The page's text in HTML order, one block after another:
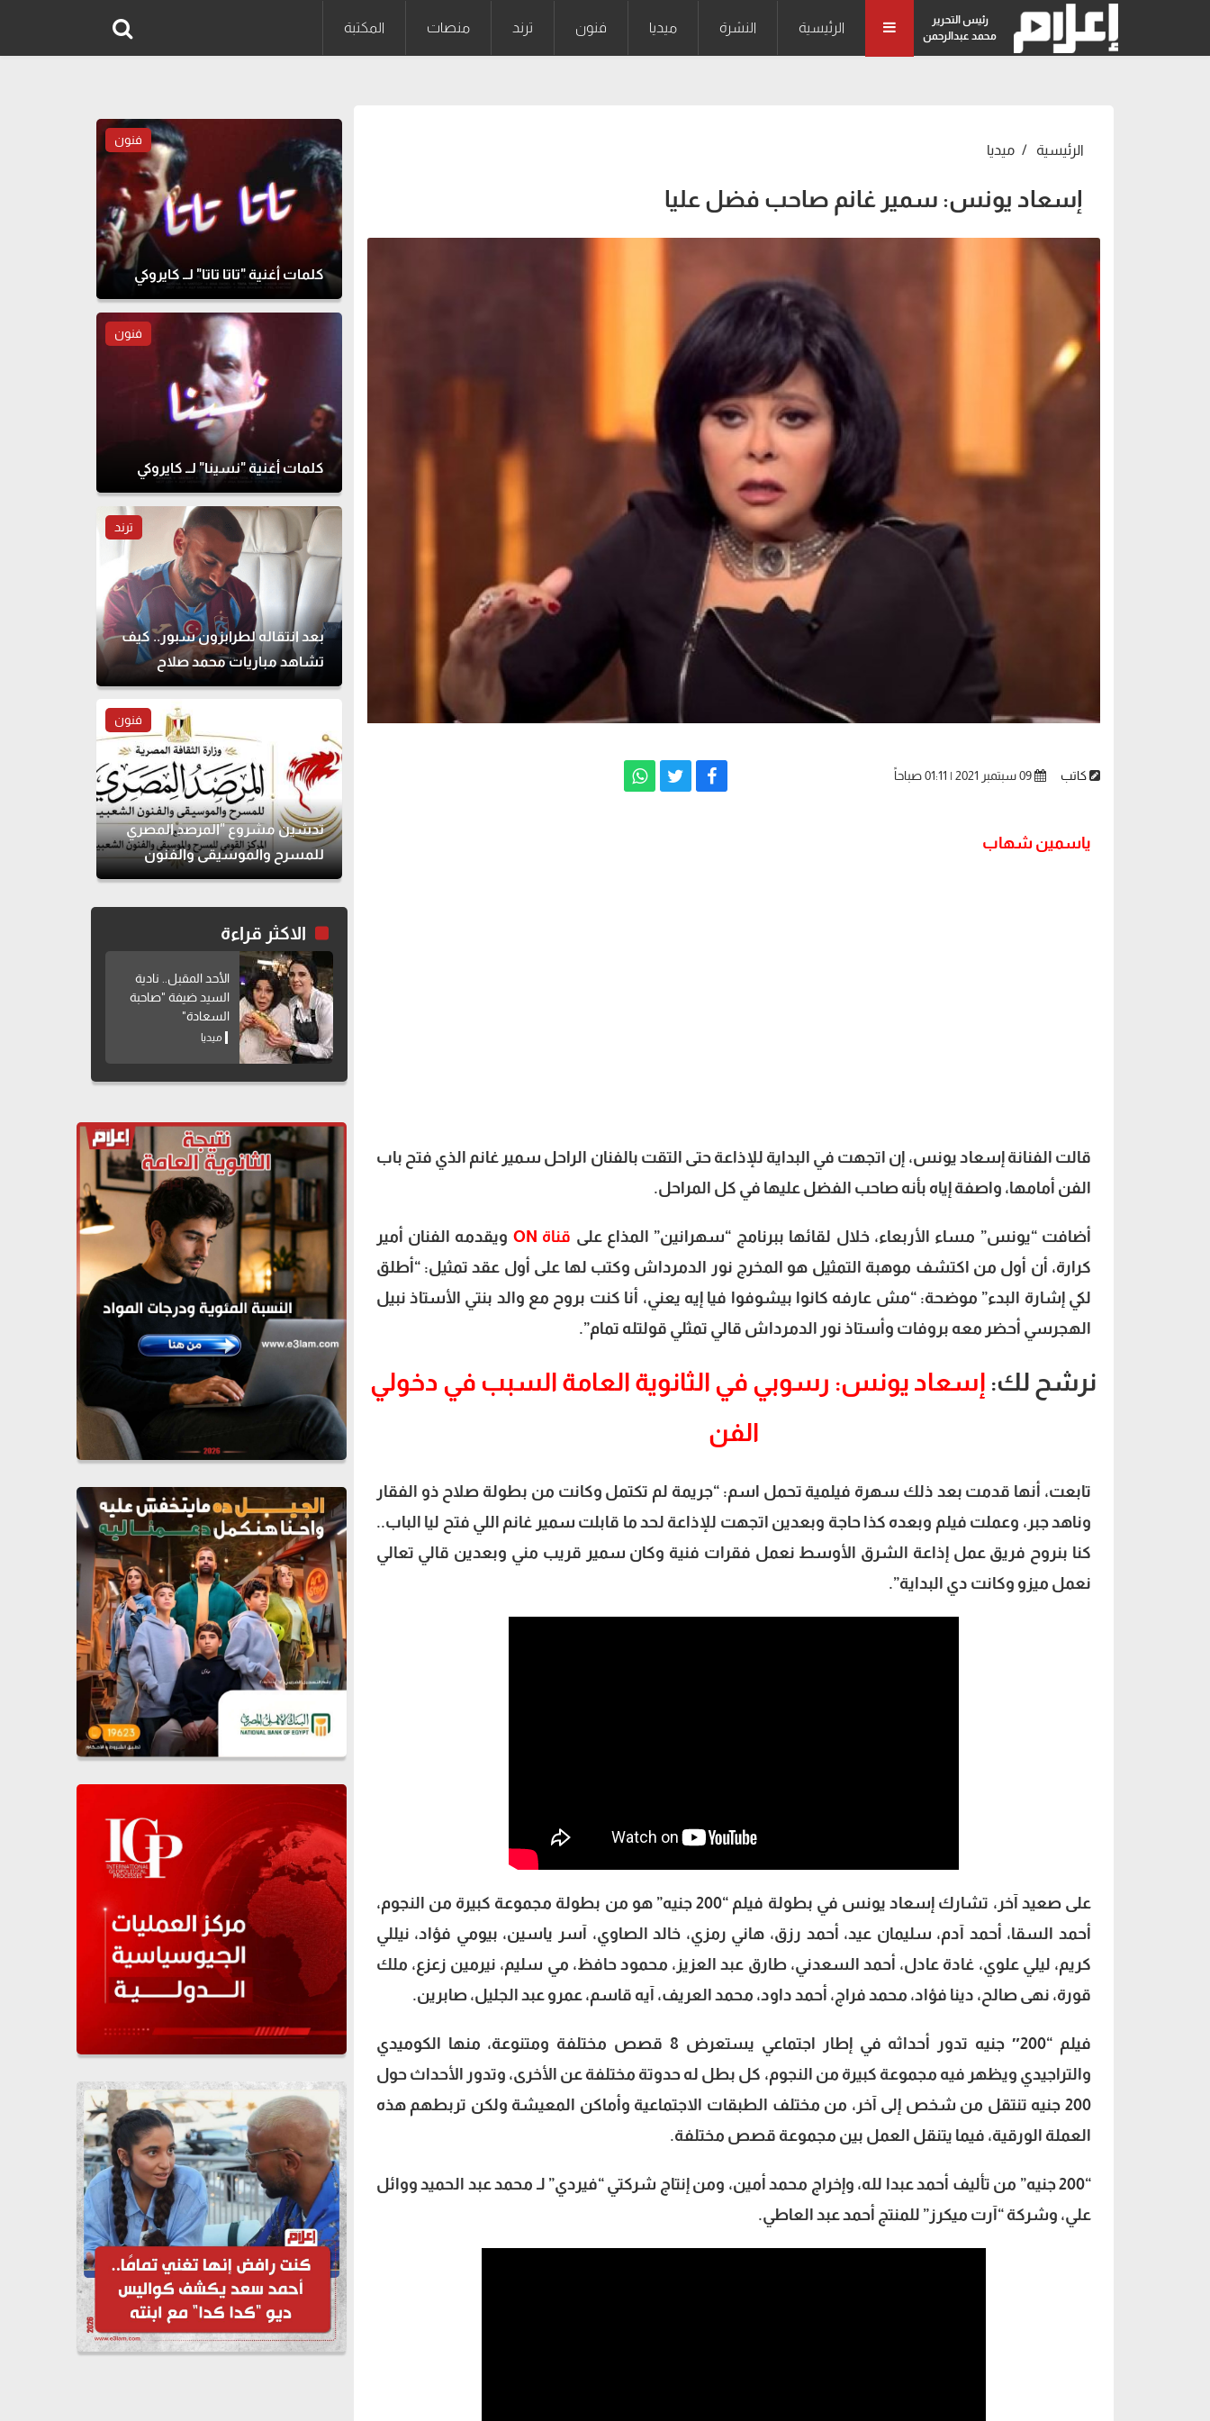
رئيس التحرير
محمد عبدالرحمن
الرئيسية النشرة ميديا فنون ترند منصات المكتبة
الرئيسية ميديا
إسعاد يونس: سمير غانم صاحب فضل عليا
كاتب
ياسمين شهاب
قالت الفنانة إسعاد يونس، إن اتجهت في البداية للإذاعة حتى التقت بالفنان الراحل سمير غانم الذي فتح باب
الفن أمامها، واصفة إياه بأنه صاحب الفضل عليها في كل المراحل.
أضافت “يونس” مساء الأربعاء، خلال لقائها ببرنامج “سهرانين” المذاع على قناة ON
ويقدمه الفنان أمير
كرارة، أن أول من اكتشف موهبة التمثيل هو المخرج نور الدمرداش وكتب لها على أول عقد تمثيل: “أطلق
لكي إشارة البدء” موضحة: “مش عارفه كانوا بيشوفوا فيا إيه يعني، أنا كنت بروح مع والد بنتي الأستاذ نبيل
الهجرسي أحضر معه بروفات وأستاذ نور الدمرداش قالي تمثلي قولتله تمام”.
نرشح لك: إسعاد يونس: رسوبي في الثانوية العامة السبب في دخولي
الفن
تابعت، أنها قدمت بعد ذلك سهرة فيلمية تحمل اسم: “جريمة لم تكتمل وكانت من بطولة صلاح ذو الفقار
وناهد جبر، وعملت فيلم وبعده كذا حاجة وبعدين اتجهت للإذاعة لحد ما قابلت سمير غانم اللي فتح ليا الباب..
كنا بنروح فريق عمل إذاعة الشرق الأوسط نعمل فقرات فنية وكان سمير قريب مني وبعدين قالي تعالي
نعمل ميزو وكانت دي البداية”.
على صعيد آخر، تشارك إسعاد يونس في بطولة فيلم “200 جنيه” هو من بطولة مجموعة كبيرة من النجوم،
أحمد السقا، أحمد آدم، سليمان عيد، أحمد رزق، هاني رمزي، خالد الصاوي، آسر ياسين، بيومي فؤاد، نيللي
كريم، ليلي علوي، غادة عادل، أحمد السعدني، طارق عبد العزيز، محمود حافظ، مي سليم، نيرمين زعزع، ملك
قورة، نهى صالح، دينا فؤاد، محمد فراج، أحمد داود، محمد العريف، آيه قاسم، عمرو عبد الجليل، صابرين.
فيلم “200″ جنيه تدور أحداثه في إطار اجتماعي يستعرض 8 قصص مختلفة ومتنوعة، منها الكوميدي
والتراجيدي ويظهر فيه مجموعة كبيرة من النجوم، كل بطل له حدوتة مختلفة عن الأخرى، وتدور الأحداث حول
200 جنيه تنتقل من شخص إلى آخر، من مختلف الطبقات الاجتماعية وأماكن المعيشة ولكن تربطهم هذه
العملة الورقية، فيما يتنقل العمل بين مجموعة قصص مختلفة.
“200 جنيه” من تأليف أحمد عبدا لله، وإخراج محمد أمين، ومن إنتاج شركتي “فيردي” لـ محمد عبد الحميد ووائل
علي، وشركة “آرت ميكرز” للمنتج أحمد عبد العاطي.
فنون
كلمات أغنية "تاتا تاتا" لــ كايروكي
فنون
كلمات أغنية "نسينا" لــ كايروكي
ترند
بعد انتقاله لطرابزون سبور.. كيف
تشاهد مباريات محمد صلاح
بالدوري التركي؟
فنون
تدشين مشروع "المرصد المصري
للمسرح والموسيقى والفنون
الشعبية"
الاكثر قراءة
الأحد المقبل.. نادية
السيد ضيفة "صاحبة
السعادة"
ميديا